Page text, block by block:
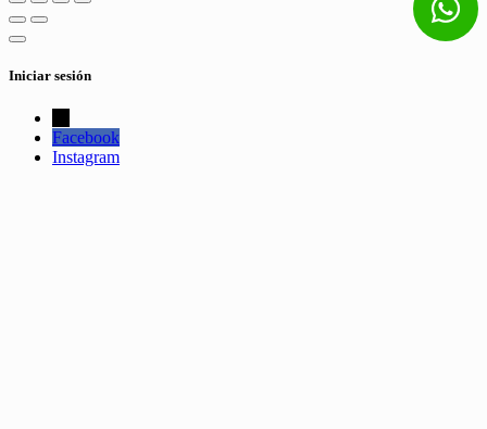
Iniciar sesión
Facebook
Instagram